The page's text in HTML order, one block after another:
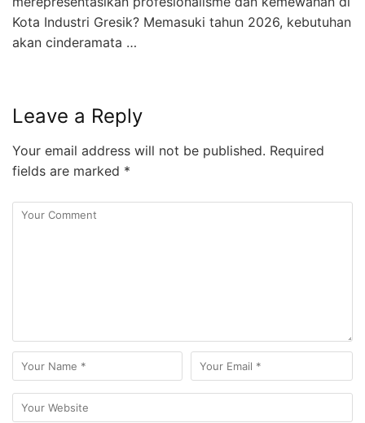
Kota Industri Gresik? Memasuki tahun 2026, kebutuhan
akan cinderamata …
Leave a Reply
Your email address will not be published. Required
fields are marked *